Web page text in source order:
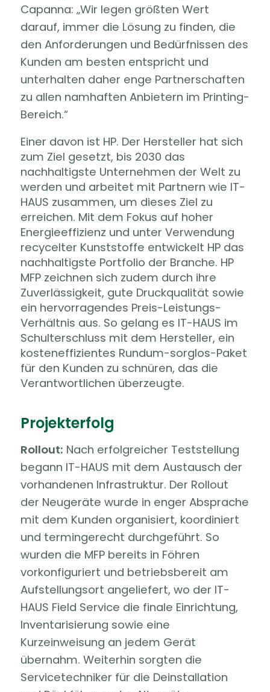
Capanna: „Wir legen größten Wert
darauf, immer die Lösung zu finden, die
den Anforderungen und Bedürfnissen des
Kunden am besten entspricht und
unterhalten daher enge Partnerschaften
zu allen namhaften Anbietern im Printing-
Bereich.“
Einer davon ist HP. Der Hersteller hat sich
zum Ziel gesetzt, bis 2030 das
nachhaltigste Unternehmen der Welt zu
werden und arbeitet mit Partnern wie IT-
HAUS zusammen, um dieses Ziel zu
erreichen. Mit dem Fokus auf hoher
Energieeffizienz und unter Verwendung
recycelter Kunststoffe entwickelt HP das
nachhaltigste Portfolio der Branche. HP
MFP zeichnen sich zudem durch ihre
Zuverlässigkeit, gute Druckqualität sowie
ein hervorragendes Preis-Leistungs-
Verhältnis aus. So gelang es IT-HAUS im
Schulterschluss mit dem Hersteller, ein
kosteneffizientes Rundum-sorglos-Paket
für den Kunden zu schnüren, das die
Verantwortlichen überzeugte.
Projekterfolg
Rollout: Nach erfolgreicher Teststellung
begann IT-HAUS mit dem Austausch der
vorhandenen Infrastruktur. Der Rollout
der Neugeräte wurde in enger Absprache
mit dem Kunden organisiert, koordiniert
und termingerecht durchgeführt. So
wurden die MFP bereits in Föhren
vorkonfiguriert und betriebsbereit am
Aufstellungsort angeliefert, wo der IT-
HAUS Field Service die finale Einrichtung,
Inventarisierung sowie eine
Kurzeinweisung an jedem Gerät
übernahm. Weiterhin sorgten die
Servicetechniker für die Deinstallation